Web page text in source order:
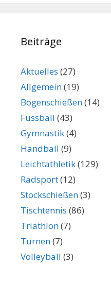
Beiträge
Aktuelles (27)
Allgemein(19)
Bogenschießen(14)
Fussball (43)
Gymnastik(4)
Handball (9)
Leichtathletik(129)
Radsport(12)
Stockschießen(3)
Tischtennis (86)
Triathlon(7)
Turnen(7)
Volleyball (3)